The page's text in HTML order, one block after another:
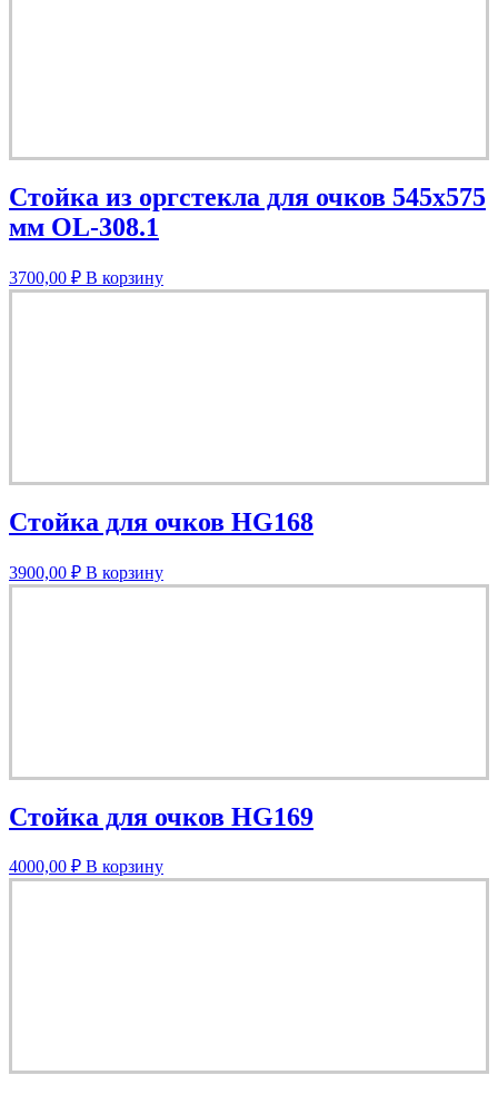
Стойка из оргстекла для очков 545х575
мм OL-308.1
3700,00 ₽ В корзину
Стойка для очков HG168
3900,00 ₽ В корзину
Стойка для очков HG169
4000,00 ₽ В корзину